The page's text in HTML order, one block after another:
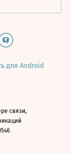
для Android
связи,